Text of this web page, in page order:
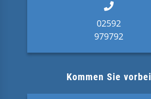
02592
979792
Kommen Sie vorbei